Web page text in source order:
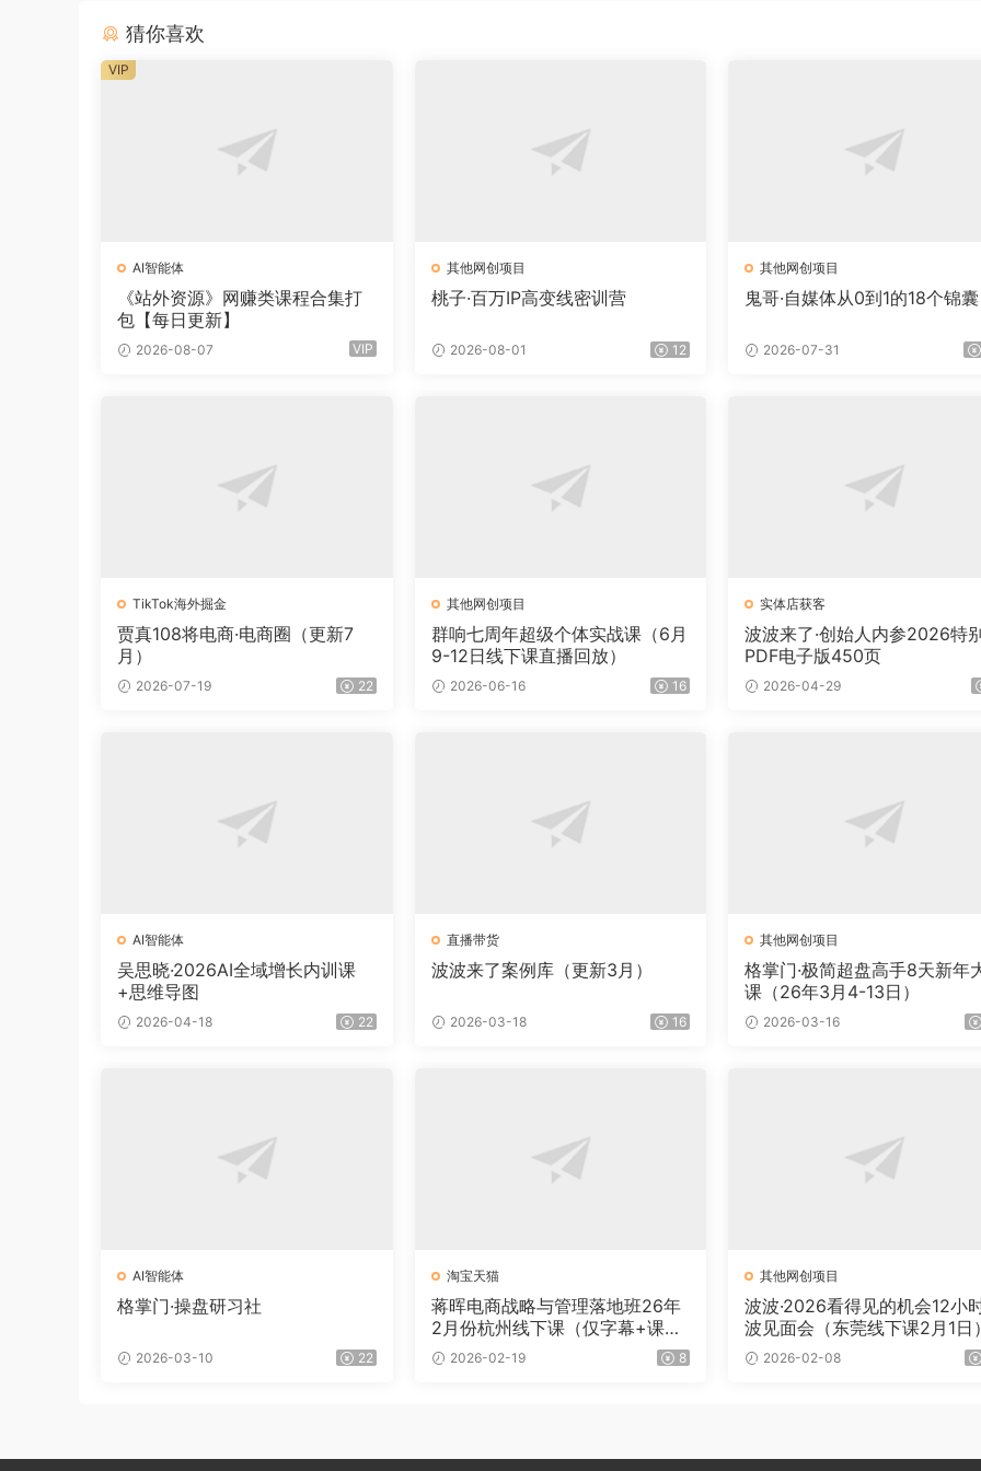
猜你喜欢
AI智能体
《站外资源》网赚类课程合集打
包【每日更新】
2026-08-07 VIP
VIP
其他网创项目
桃子·百万IP高变线密训营
2026-08-01 12
其他网创项目
鬼哥·自媒体从0到1的18个锦囊
2026-07-31
TikTok海外掘金
贾真108将电商·电商圈（更新7
月）
2026-07-19 22
其他网创项目
群响七周年超级个体实战课（6月
9-12日线下课直播回放）
2026-06-16 16
实体店获客
波波来了·创始人内参2026特
PDF电子版450页
2026-04-29
AI智能体
吴思晓·2026AI全域增长内训课
+思维导图
2026-04-18 22
直播带货
波波来了案例库（更新3月）
2026-03-18 16
其他网创项目
格掌门·极简超盘高手8天新年
课（26年3月4-13日）
2026-03-16
AI智能体
格掌门·操盘研习社
2026-03-10 22
淘宝天猫
蒋晖电商战略与管理落地班26年
2月份杭州线下课（仅字幕+课
件）2026-02-19 8
其他网创项目
波波·2026看得见的机会12小
波见面会（东莞线下课2月1日）
2026-02-08